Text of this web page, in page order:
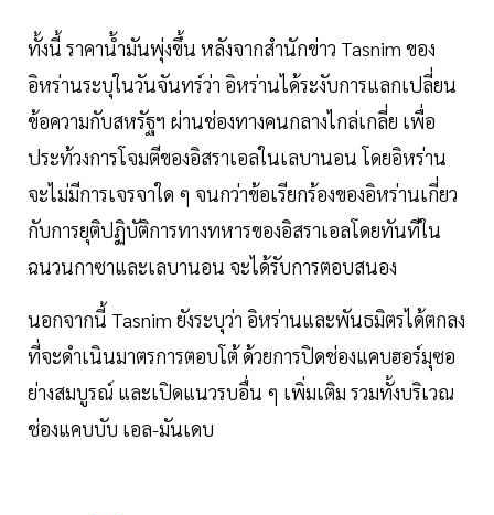
ทั้งนี้ ราคาน้ำมันพุ่งขึ้น หลังจากสำนักข่าว Tasnim ของ
อิหร่านระบุในวันจันทร์ว่า อิหร่านได้ระงับการแลกเปลี่ยน
ข้อความกับสหรัฐฯ ผ่านช่องทางคนกลางไกล่เกลี่ย เพื่อ
ประท้วงการโจมตีของอิสราเอลในเลบานอน โดยอิหร่าน
จะไม่มีการเจรจาใด ๆ จนกว่าข้อเรียกร้องของอิหร่านเกี่ยว
กับการยุติปฏิบัติการทางทหารของอิสราเอลโดยทันทีใน
ฉนวนกาซาและเลบานอน จะได้รับการตอบสนอง
นอกจากนี้ Tasnim ยังระบุว่า อิหร่านและพันธมิตรได้ตกลง
ที่จะดำเนินมาตรการตอบโต้ ด้วยการปิดช่องแคบฮอร์มุซอ
ย่างสมบูรณ์ และเปิดแนวรบอื่น ๆ เพิ่มเติม รวมทั้งบริเวณ
ช่องแคบบับ เอล-มันเดบ